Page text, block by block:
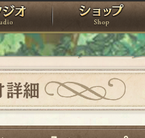
スタジオ
詳細